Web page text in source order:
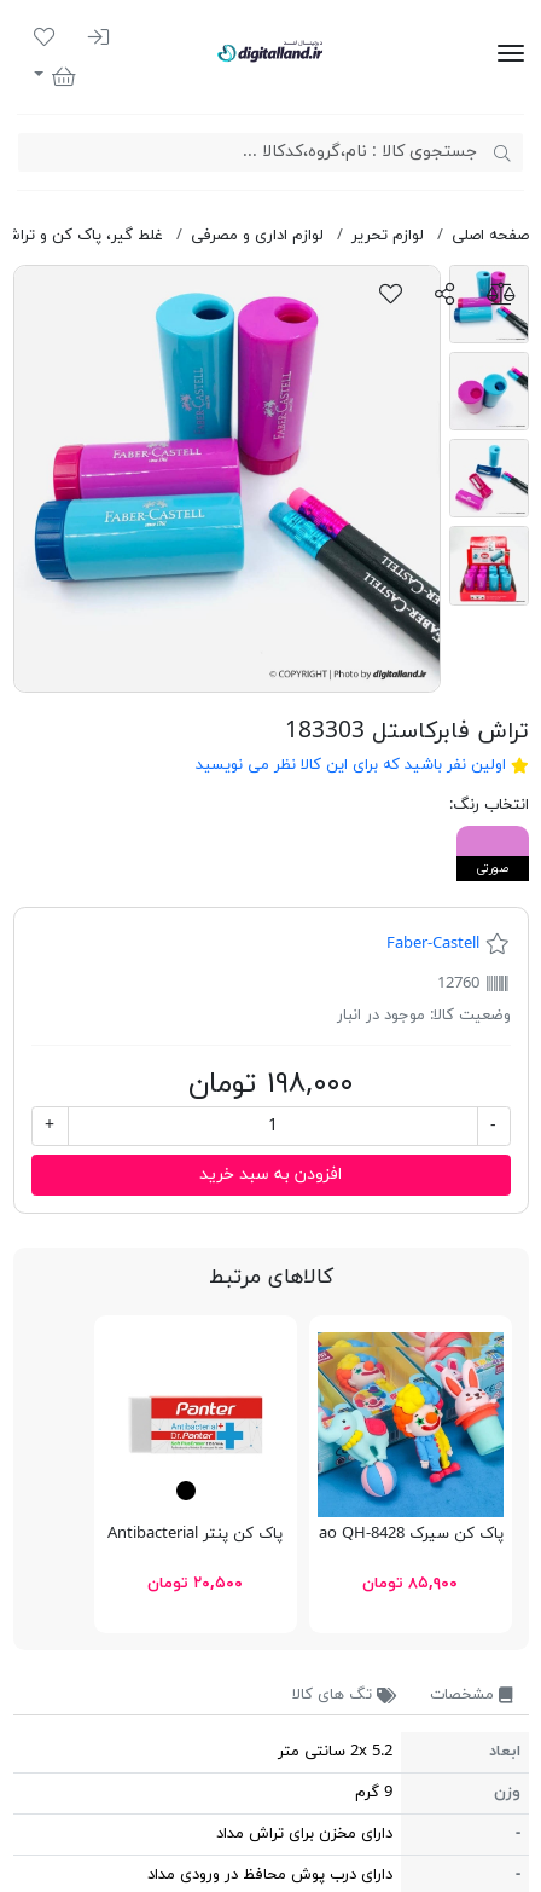
ورود به
لیست
سبد خرید
صفحه اصلی لوازم تحریر لوازم اداری و مصرفی غلط گیر، پاک کن و تراش
تراش فابرکاستل 183303
اولین نفر باشید که برای این کالا نظر می نویسید
انتخاب رنگ:
صورتی
Faber-Castell
12760
وضعیت کالا: موجود در انبار
۱۹۸,۰۰۰ تومان
-
+
افزودن به سبد خرید
کالاهای مرتبط
پاک کن سیرک Qihao QH-8428
۸۵,۹۰۰ تومان
پاک كن پنتر Antibacterial
۲۰,۵۰۰ تومان
مشخصات تگ های کالا
ابعاد
2x 5.2 سانتی متر
وزن
9 گرم
-
دارای مخزن برای تراش مداد
-
دارای درب پوش محافظ در ورودی مداد